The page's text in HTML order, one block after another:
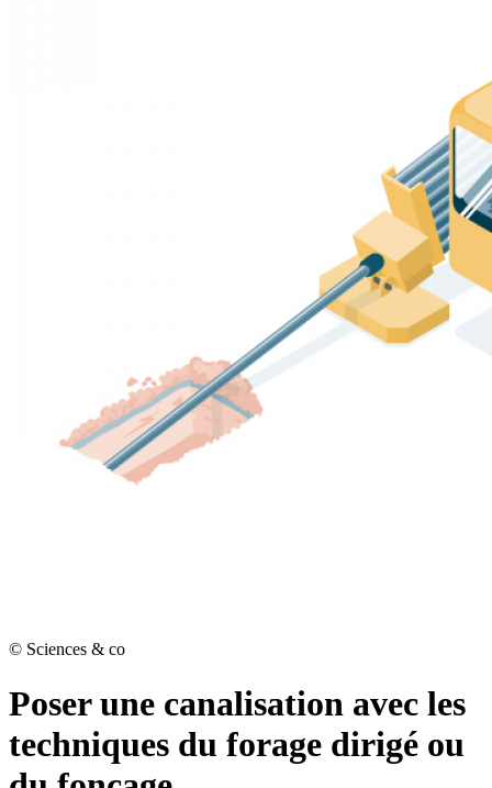
© Sciences & co
Poser une canalisation avec les
techniques du forage dirigé ou